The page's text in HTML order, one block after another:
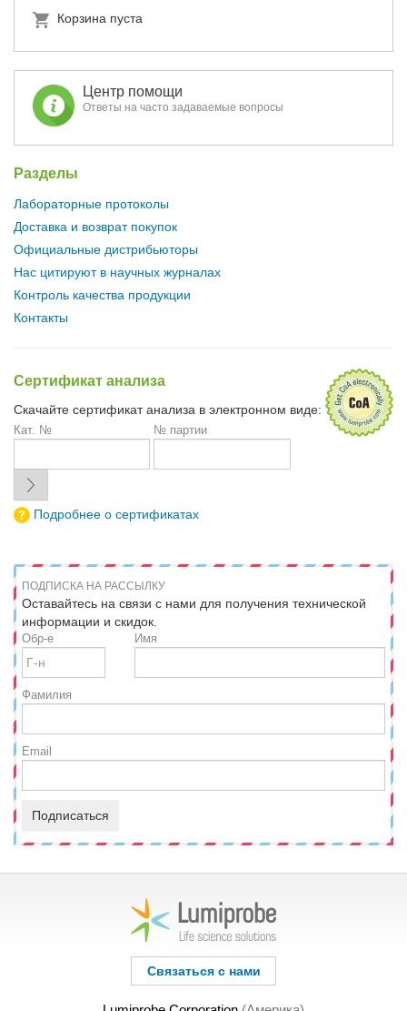
Корзина пуста
Центр помощи
Ответы на часто задаваемые вопросы
Разделы
Лабораторные протоколы
Доставка и возврат покупок
Официальные дистрибьюторы
Нас цитируют в научных журналах
Контроль качества продукции
Контакты
Сертификат анализа
Скачайте сертификат анализа в электронном виде:
Кат. № № партии
Подробнее о сертификатах
ПОДПИСКА НА РАССЫЛКУ
Оставайтесь на связи с нами для получения технической
информации и скидок.
Обр-е Имя
Фамилия
Email
Подписаться
Связаться с нами